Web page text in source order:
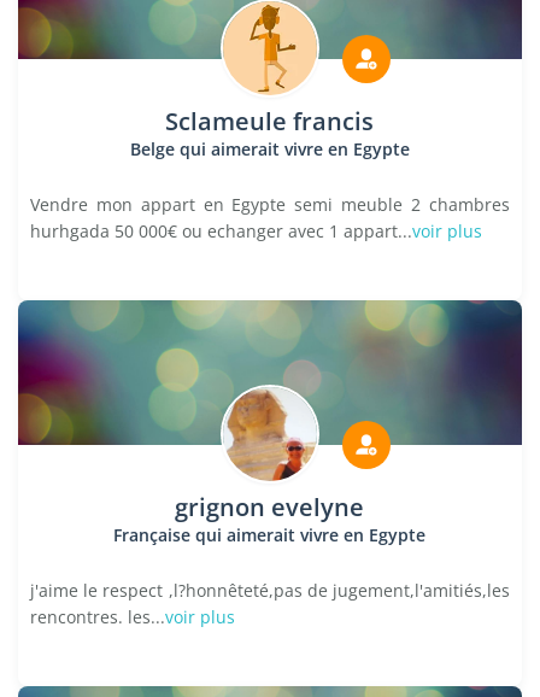
Sclameule francis
Belge qui aimerait vivre en Egypte
Vendre mon appart en Egypte semi meuble 2 chambres
hurhgada 50 000€ ou echanger avec 1 appart...voir plus
grignon evelyne
Française qui aimerait vivre en Egypte
j'aime le respect ,l?honnêteté,pas de jugement,l'amitiés,les
rencontres. les...voir plus